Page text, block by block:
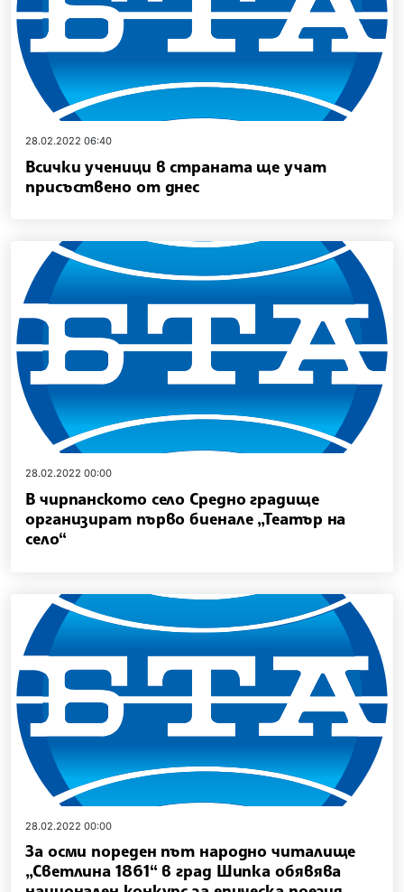
28.02.2022 06:40
Всички ученици в страната ще учат
присъствено от днес
28.02.2022 00:00
В чирпанското село Средно градище
организират първо биенале „Театър на
село“
28.02.2022 00:00
За осми пореден път народно читалище
„Светлина 1861“ в град Шипка обявява